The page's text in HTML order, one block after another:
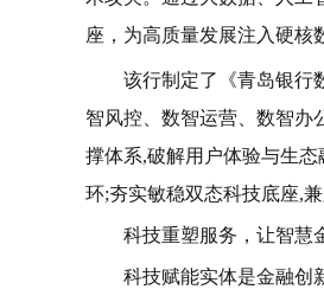
座，为高质量发展注入硬核
该行制定了《青岛银行
智风控、数智运营、数智办
撑体系,破解用户体验与生
环;夯实敏稳双态科技底座,
科技重塑服务，让智慧
科技赋能实体是金融创